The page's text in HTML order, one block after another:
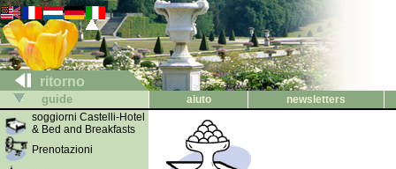
ritorno
guide aiuto
newsletters
soggiorni Castelli-Hotel
& Bed and Breakfasts
Prenotazioni